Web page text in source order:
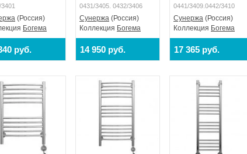
(Россия)
Богема
руб.
0431/3405. 0432/3406
Сунержа (Россия)
Коллекция Богема
14 950 руб.
0441/3409.0442/3410
Сунержа (Россия)
Коллекция Богема
17 365 руб.